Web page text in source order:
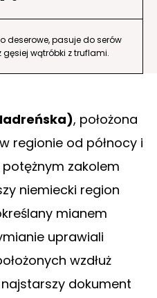
deserowe, pasuje do serów
wątróbki z truflami.
, położona
regionie od północy i
zakolem
niemiecki region
mianem
uprawiali
wzdłuż
dokument